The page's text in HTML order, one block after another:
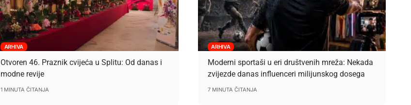
ARHIVA
Otvoren 46. Praznik cvijeća u Splitu: Od danas i
modne revije
1 MINUTA ČITANJA
ARHIVA
Moderni sportaši u eri društvenih mreža: Nekada
zvijezde danas influenceri milijunskog dosega
7 MINUTA ČITANJA